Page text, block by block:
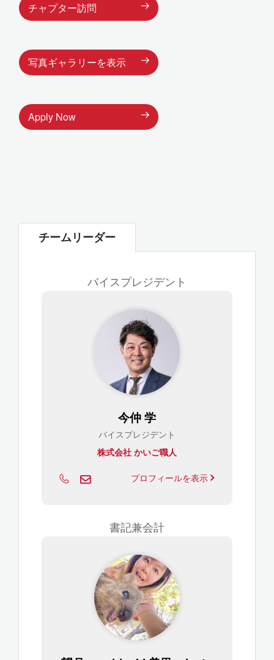
チャプター訪問
写真ギャラリーを表示
Apply Now
チームリーダー
バイスプレジデント
今仲 学
バイスプレジデント
株式会社 かいご職人
プロフィールを表示
書記兼会計